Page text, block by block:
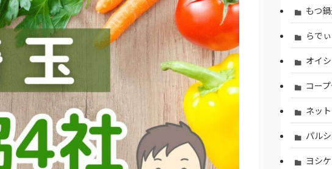
もつ
らで
オイ
コー
ネッ
パル
ヨシ